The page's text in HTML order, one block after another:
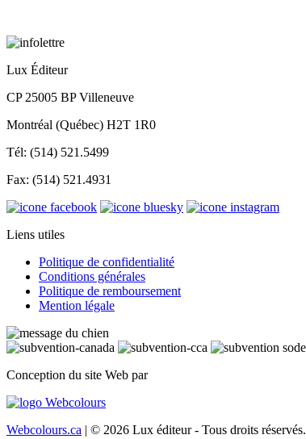
Lux Éditeur
CP 25005 BP Villeneuve
Montréal (Québec) H2T 1R0
Tél: (514) 521.5499
Fax: (514) 521.4931
Liens utiles
Politique de confidentialité
Conditions générales
Politique de remboursement
Mention légale
Conception du site Web par
Webcolours.ca | © 2026 Lux éditeur - Tous droits réservés.